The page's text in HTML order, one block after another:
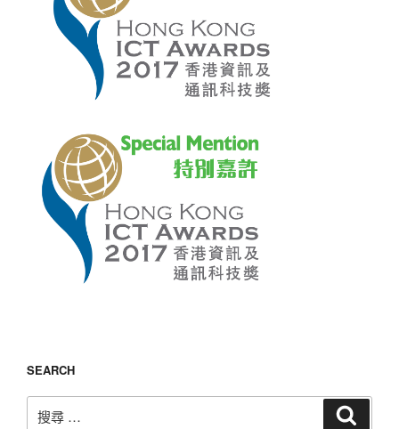
SEARCH